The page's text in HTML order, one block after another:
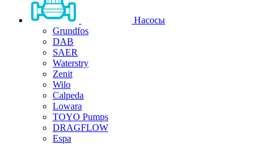
Насосы
Grundfos
DAB
SAER
Waterstry
Zenit
Wilo
Calpeda
Lowara
TOYO Pumps
DRAGFLOW
Espa